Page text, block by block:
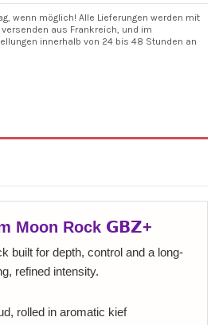
wenn möglich! Alle Lieferungen werden mit
aus Frankreich, und im
innerhalb von 24 bis 48 Stunden an
Moon Rock 𝗚𝗕𝗭+
built for depth, control and a long-
refined intensity.
rolled in aromatic kief